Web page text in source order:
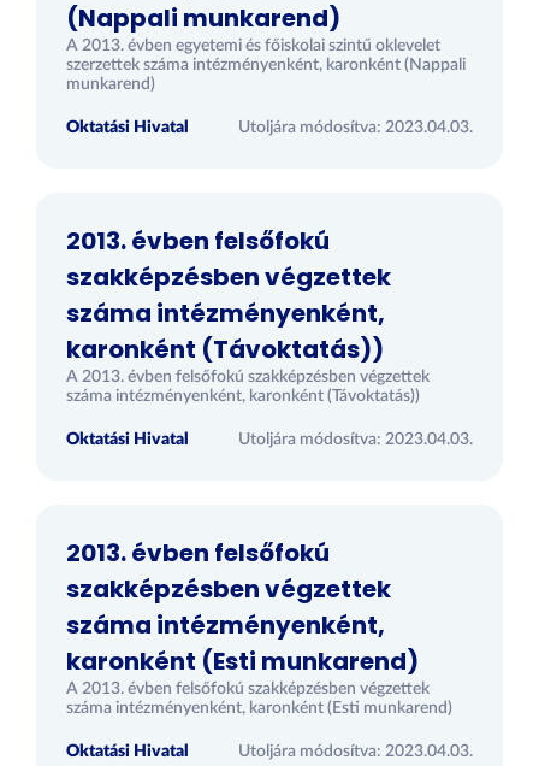
(Nappali munkarend)
A 2013. évben egyetemi és főiskolai szintű oklevelet
szerzettek száma intézményenként, karonként (Nappali
munkarend)
Oktatási Hivatal Utoljára módosítva: 2023.04.03.
2013. évben felsőfokú
szakképzésben végzettek
száma intézményenként,
karonként (Távoktatás))
A 2013. évben felsőfokú szakképzésben végzettek
száma intézményenként, karonként (Távoktatás))
Oktatási Hivatal Utoljára módosítva: 2023.04.03.
2013. évben felsőfokú
szakképzésben végzettek
száma intézményenként,
karonként (Esti munkarend)
A 2013. évben felsőfokú szakképzésben végzettek
száma intézményenként, karonként (Esti munkarend)
Oktatási Hivatal Utoljára módosítva: 2023.04.03.